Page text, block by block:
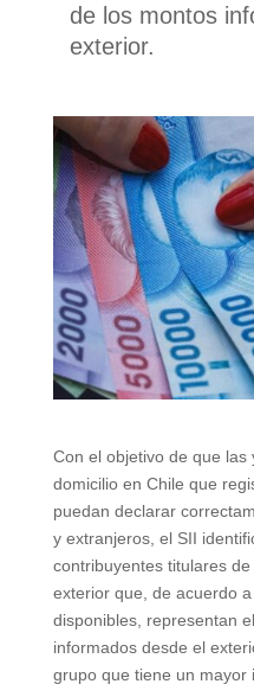
de los montos
exterior.
Con el objetivo de que las
domicilio en Chile que
puedan declarar
y extranjeros, el SII
contribuyentes titulares
exterior que, de acuerdo
disponibles, representan
informados desde el
grupo que tiene un mayor